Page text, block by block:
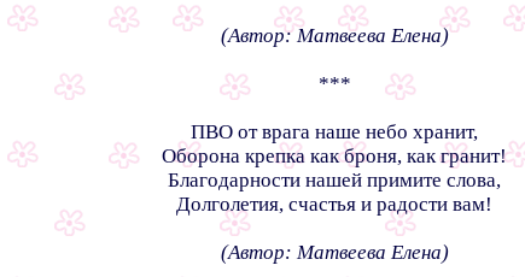
(Автор: Матвеева Елена)
***
ПВО от врага наше небо хранит,
Оборона крепка как броня, как гранит!
Благодарности нашей примите слова,
Долголетия, счастья и радости вам!
(Автор: Матвеева Елена)